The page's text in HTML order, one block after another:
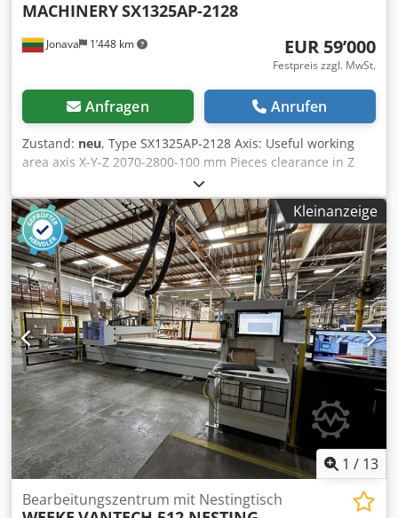
Jonava 1’448 km
MACHINERYSX1325AP-2128
EUR 59’000
Festpreis zzgl. MwSt.
Anfragen Anrufen
Zustand: neu, Type SX1325AP-2128 Axis: Useful working
area axis X-Y-Z 2070-2800-100 mm Pieces clearance in Z
100 mm Max. traveling speed 70 m/min Max. working
speed 30 m/min Working table: Phenolic multifunction Nr.
of stops standard 10 (4X-6Y) Vacuum pump 4*5,5 kW(50/60
Hz), air cooled Dcsdpfx Anedz Edqolok Electrospindle:
Standard power (S6) 9,5 kW, ISO30 Max. speed 24 000 rpm
Tool changer: ATC carousel for 12 positions Lubrication:
Automatic centralized lubrication Installation: Installed
power 22-33 kW Compressed air cosumption 450 NL/min
Extraction air consumption 3000 m3/h Extraction air speed
25 m/sec Suction hood diameter 2x150 mm Made in China
Weight 3500 kg
Kleinanzeige
1 / 13
Bearbeitungszentrum mit Nestingtisch